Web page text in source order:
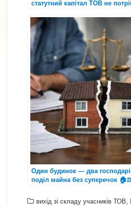
статутний капітал ТОВ не
Один будинок — два
поділ майна без суперечок
вихід зі складу учасників ТОВ,